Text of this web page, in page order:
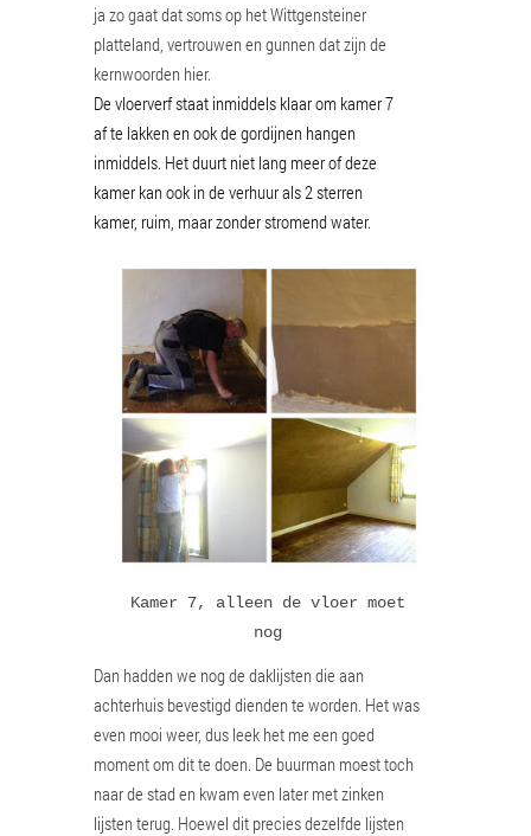
ja zo gaat dat soms op het Wittgensteiner
platteland, vertrouwen en gunnen dat zijn de
kernwoorden hier.
De vloerverf staat inmiddels klaar om kamer 7
af te lakken en ook de gordijnen hangen
inmiddels. Het duurt niet lang meer of deze
kamer kan ook in de verhuur als 2 sterren
kamer, ruim, maar zonder stromend water.
Kamer 7, alleen de vloer moet
nog
Dan hadden we nog de daklijsten die aan
achterhuis bevestigd dienden te worden. Het was
even mooi weer, dus leek het me een goed
moment om dit te doen. De buurman moest toch
naar de stad en kwam even later met zinken
lijsten terug. Hoewel dit precies dezelfde lijsten